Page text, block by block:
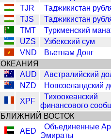
TJR
Таджикистан
TJS
Таджикистан
TMT
Туркменский
UZS
Узбекский сум
VND
Вьетнам Донг
ОКЕАНИЯ
AUD
Австралийский
NZD
Новозеландский
XPF
Тихоокеанский
финансового
БЛИЖНИЙ ВОСТОК
AED
Объединенные
Эмираты